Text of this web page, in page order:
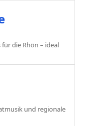
die Rhön – ideal
und regionale